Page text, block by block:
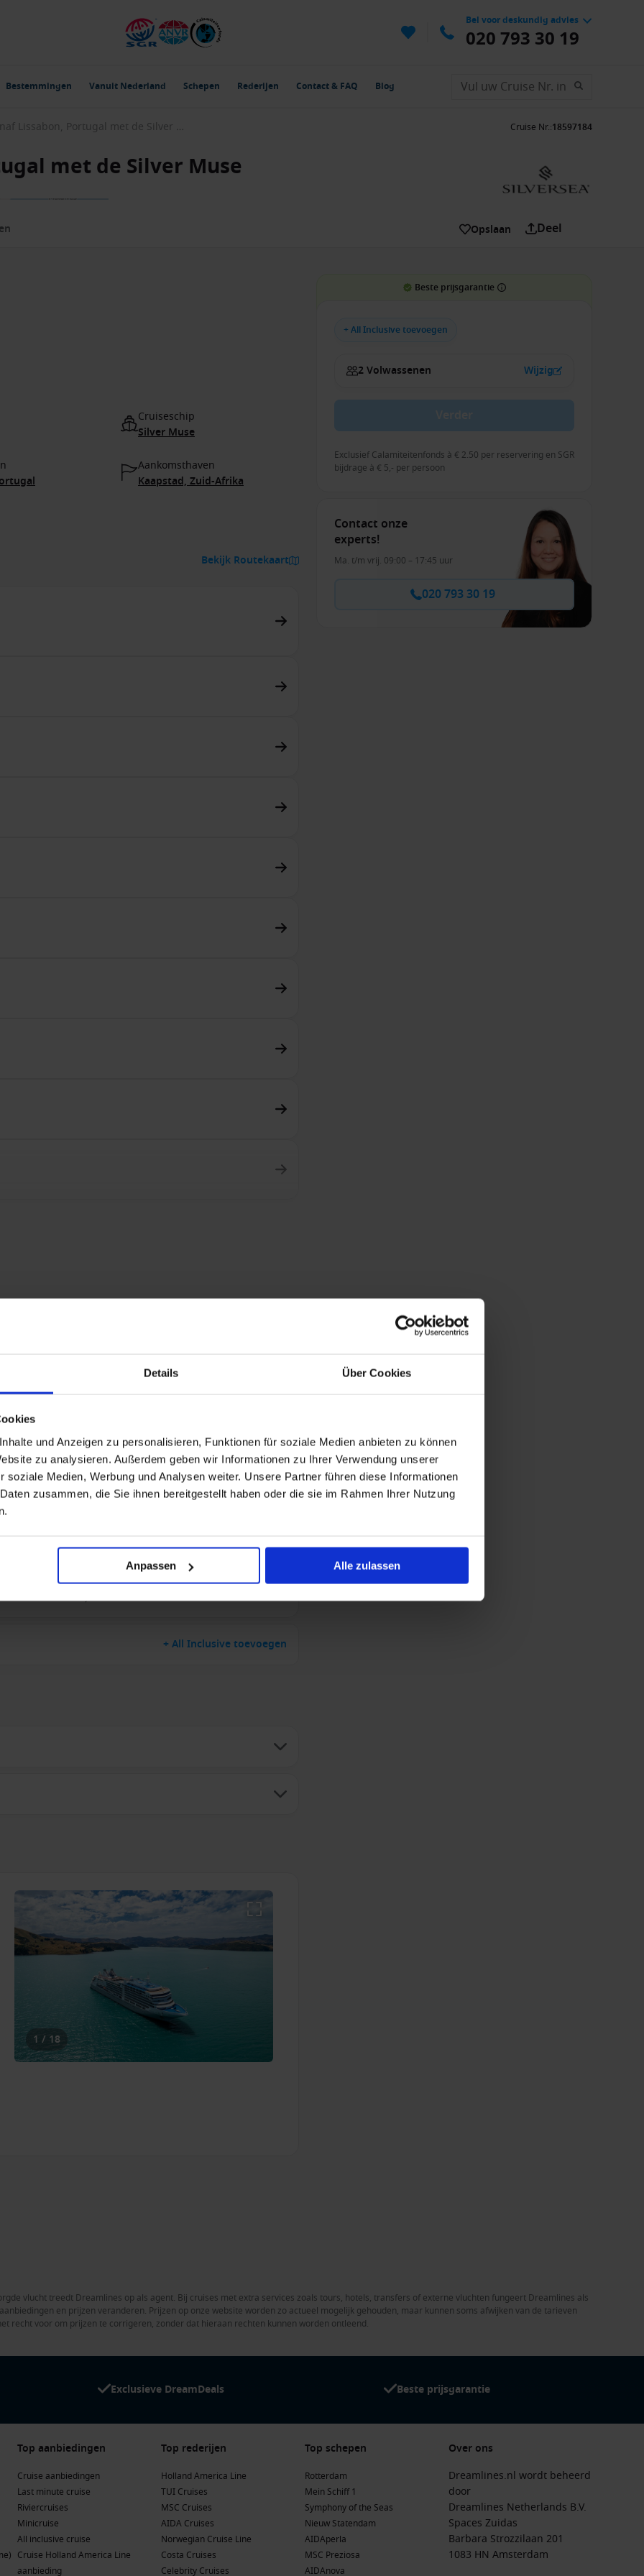
Details Über Cookies
und Anzeigen zu personalisieren, Funktionen für soziale Medien anbieten zu können
zu analysieren. Außerdem geben wir Informationen zu Ihrer Verwendung unserer
soziale Medien, Werbung und Analysen weiter. Unsere Partner führen diese Informationen
zusammen, die Sie ihnen bereitgestellt haben oder die sie im Rahmen Ihrer Nutzung
Anpassen Alle zulassen
Bel voor deskundig advies
020 793 30 19
Bestemmingen Vanuit Nederland Schepen Rederijen Contact & FAQ Blog
Afrika vanaf Lissabon, Portugal met de Silver Muse Cruise Nr.:18597184
met de Silver Muse
Opslaan Deel
Cruiseschip
Silver Muse
Aankomsthaven
Kaapstad, Zuid-Afrika
Bekijk Routekaart
Afrika met de Silver Muse
sterke dranken, tot 50 wijnen, speciale
en frisdranken
het stoombad en de ontspanningsruimtes van de
beschikbaar)
+ All Inclusive toevoegen
1 / 18
Beste prijsgarantie
+ All Inclusive toevoegen
2 Volwassenen Wijzig
Exclusief Calamiteitenfonds à € 2.50 per reservering en SGR
bijdrage à € 5,- per persoon
Contact onze
experts!
Ma. t/m vrij. 09:00 – 17:45 uur
020 793 30 19
vlucht treedt Dreamlines op als agent. Bij cruises met extra services zoals tours, hotels, transfers of externe vluchten fungeert Dreamlines als
en prijzen veranderen. Prijzen op onze website worden zo actueel mogelijk gehouden, maar kunnen soms afwijken van de tarieven
recht voor om prijzen te corrigeren, zonder dat hieraan rechten kunnen worden ontleend.
Exclusieve DreamDeals Beste prijsgarantie
Top aanbiedingen
Cruise aanbiedingen
Last minute cruise
Riviercruises
Minicruise
All inclusive cruise
Cruise Holland America Line
aanbieding
Top rederijen
Holland America Line
TUI Cruises
MSC Cruises
AIDA Cruises
Norwegian Cruise Line
Costa Cruises
Celebrity Cruises
Top schepen
Rotterdam
Mein Schiff 1
Symphony of the Seas
Nieuw Statendam
AIDAperla
MSC Preziosa
AIDAnova
Over ons
Dreamlines.nl wordt beheerd
door
Dreamlines Netherlands B.V.
Spaces Zuidas
Barbara Strozzilaan 201
1083 HN Amsterdam